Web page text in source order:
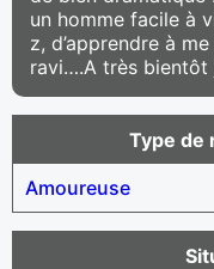
un homme facile à
z, d’apprendre à
ravi….A très bientôt
Type de
Amoureuse